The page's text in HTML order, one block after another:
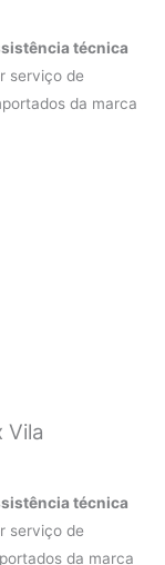
técnica
serviço de
da marca
Vila
técnica
serviço de
da marca